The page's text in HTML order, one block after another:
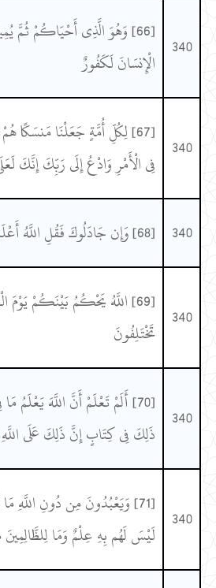
340
[66] وَهُوَ الَّذِي أَحْيَاكُمْ
الْإِنسَانَ لَكَفُورٌ
340
[67] لِكُلِّ أُمَّةٍ جَعَلْنَا مَنسَكًا
فِي الْأَمْرِ وَادْعُ إِلَى رَبِّكَ إِنَّكَ
340 [68] وَإِن جَادَلُوكَ فَقُلِ اللَّهُ أَعْلَمُ بِمَا تَعْمَلُونَ
340
[69] اللَّهُ يَحْكُمُ بَيْنَكُمْ يَوْمَ
تَخْتَلِفُونَ
340
[70] أَلَمْ تَعْلَمْ أَنَّ اللَّهَ يَعْلَمُ
ذَلِكَ فِي كِتَابٍ إِنَّ ذَلِكَ عَلَى
340
[71] وَيَعْبُدُونَ مِن دُونِ اللَّهِ
لَيْسَ لَهُم بِهِ عِلْمٌ وَمَا